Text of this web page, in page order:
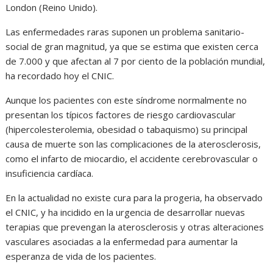
London (Reino Unido).
Las enfermedades raras suponen un problema sanitario-
social de gran magnitud, ya que se estima que existen cerca
de 7.000 y que afectan al 7 por ciento de la población mundial,
ha recordado hoy el CNIC.
Aunque los pacientes con este síndrome normalmente no
presentan los típicos factores de riesgo cardiovascular
(hipercolesterolemia, obesidad o tabaquismo) su principal
causa de muerte son las complicaciones de la aterosclerosis,
como el infarto de miocardio, el accidente cerebrovascular o
insuficiencia cardíaca.
En la actualidad no existe cura para la progeria, ha observado
el CNIC, y ha incidido en la urgencia de desarrollar nuevas
terapias que prevengan la aterosclerosis y otras alteraciones
vasculares asociadas a la enfermedad para aumentar la
esperanza de vida de los pacientes.